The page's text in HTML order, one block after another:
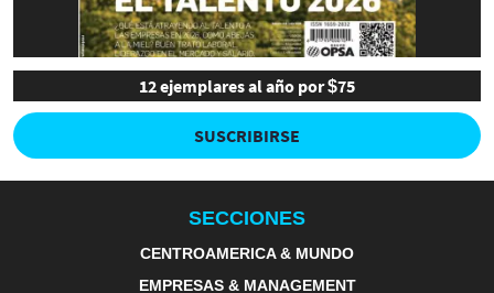
12 ejemplares al año por $75
SUSCRIBIRSE
SECCIONES
CENTROAMERICA & MUNDO
EMPRESAS & MANAGEMENT